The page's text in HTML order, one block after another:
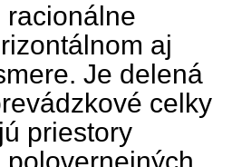
racionálne
aj
Je delená
celky
priestory